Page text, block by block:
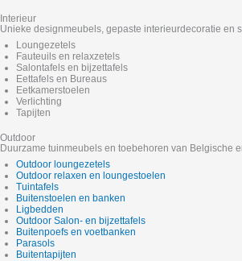
Interieur
Unieke designmeubels, gepaste interieurdecoratie en
Loungezetels
Fauteuils en relaxzetels
Salontafels en bijzettafels
Eettafels en Bureaus
Eetkamerstoelen
Verlichting
Tapijten
Outdoor
Duurzame tuinmeubels en toebehoren van Belgische
Outdoor loungezetels
Outdoor relaxen en loungestoelen
Tuintafels
Buitenstoelen en banken
Ligbedden
Outdoor Salon- en bijzettafels
Buitenpoefs en voetbanken
Parasols
Buitentapijten